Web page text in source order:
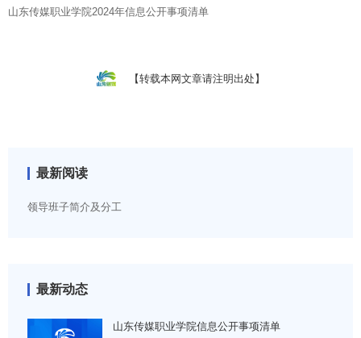
山东传媒职业学院2024年信息公开事项清单
【转载本网文章请注明出处】
最新阅读
领导班子简介及分工
最新动态
山东传媒职业学院信息公开事项清单